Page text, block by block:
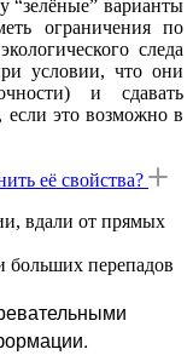
“зелёные” варианты
ограничения по
следа
условии, что они
и сдавать
если это возможно в
её свойства?
вдали от прямых
больших перепадов